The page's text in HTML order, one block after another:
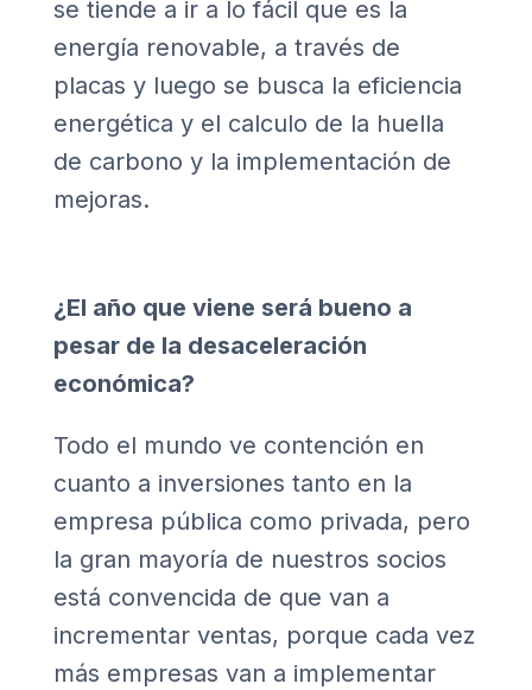
se tiende a ir a lo fácil que es la
energía renovable, a través de
placas y luego se busca la eficiencia
energética y el calculo de la huella
de carbono y la implementación de
mejoras.
¿El año que viene será bueno a
pesar de la desaceleración
económica?
Todo el mundo ve contención en
cuanto a inversiones tanto en la
empresa pública como privada, pero
la gran mayoría de nuestros socios
está convencida de que van a
incrementar ventas, porque cada vez
más empresas van a implementar